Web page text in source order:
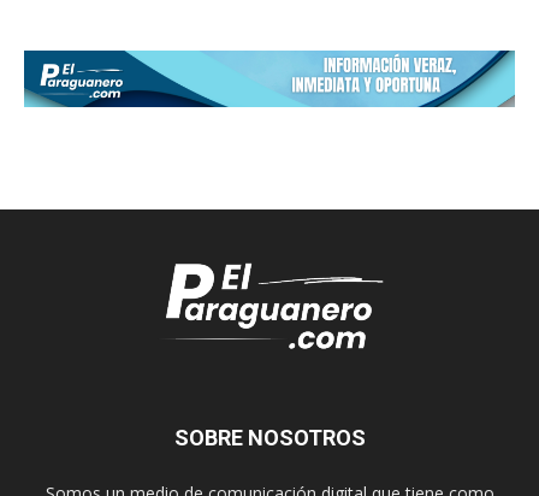
SOBRE NOSOTROS